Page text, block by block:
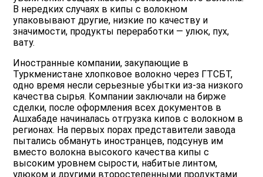
В нередких случаях в кипы с волокном
упаковывают другие, низкие по качеству и
значимости, продукты переработки — улюк, пух,
вату.
Иностранные компании, закупающие в
Туркменистане хлопковое волокно через ГТСБТ,
одно время несли серьезные убытки из-за низкого
качества сырья. Компании заключали на бирже
сделки, после оформления всех документов в
Ашхабаде начиналась отгрузка кипов с волокном в
регионах. На первых порах представители завода
пытались обмануть иностранцев, подсунув им
вместо волокна высокого качества кипы с
высоким уровнем сырости, набитые линтом,
улюком и другими второстепенными продуктами